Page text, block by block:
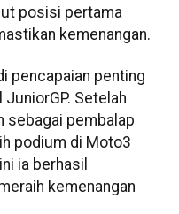
posisi pertama
kemenangan.
pencapaian penting
Setelah
sebagai pembalap
podium di Moto3
ia berhasil
kemenangan